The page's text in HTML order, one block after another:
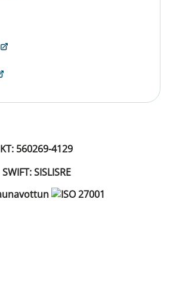
KT: 560269-4129
SWIFT: SISLISRE